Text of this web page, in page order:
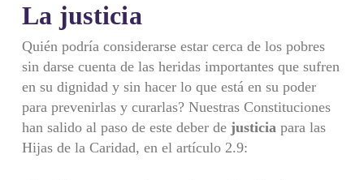
La justicia
Quién podría considerarse estar cerca de los pobres
sin darse cuenta de las heridas importantes que sufren
en su dignidad y sin hacer lo que está en su poder
para prevenirlas y curarlas? Nuestras Constituciones
han salido al paso de este deber de justicia para las
Hijas de la Caridad, en el artículo 2.9: